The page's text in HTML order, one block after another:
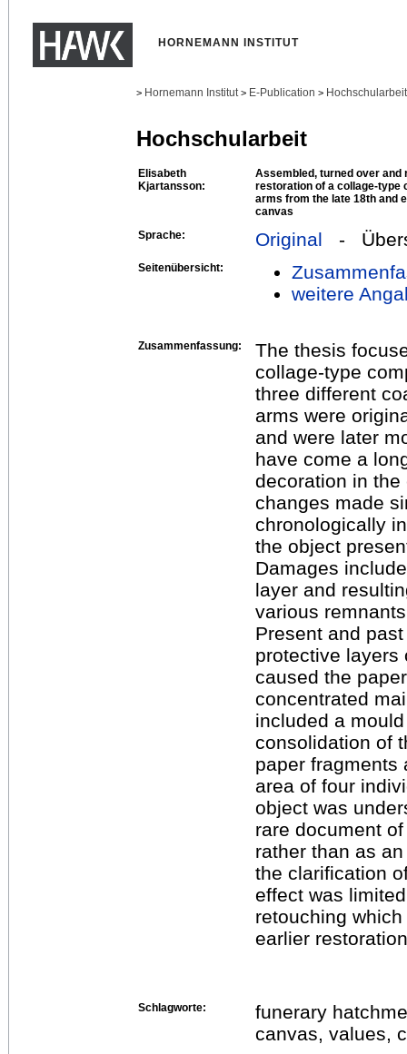
HORNEMANN INSTITUT
> Hornemann Institut > E-Publication >
Hochschularbeit
Elisabeth
Kjartansson:
Assembled, turned over
restoration of a collage-type
arms from the late 18th and
canvas
Sprache:
Original -
Seitenübersicht:
weitere
Zusammenfassung:
The thesis
collage-type
three different
arms were
and were later
have come a
decoration in
changes made
chronologically
the object
Damages
layer and
various
Present and
protective layers
caused the
concentrated
included a
consolidation of
paper fragments
area of four
object was
rare document
rather than as
the clarification
effect was
retouching
earlier
Schlagworte:
funerary
canvas, values,